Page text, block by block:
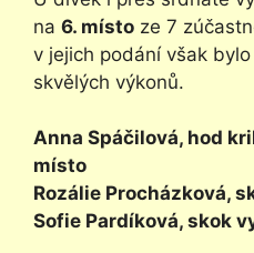
na 6. místo ze 7
v jejich podání však
skvělých výkonů.
Anna Spáčilová, hod
místo
Rozálie Procházková,
Sofie Pardíková, skok